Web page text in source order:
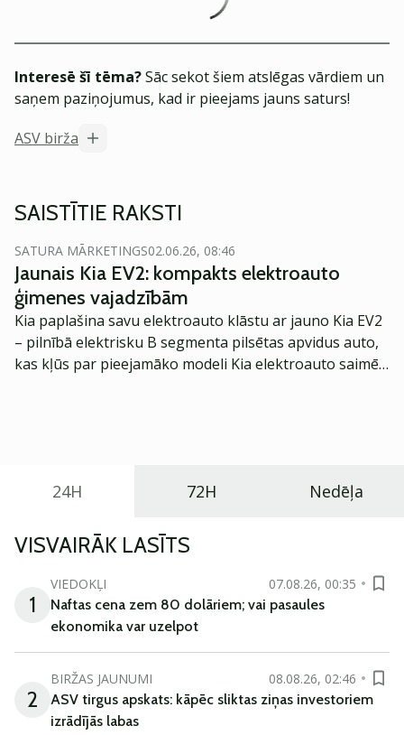
Interesē šī tēma?Sāc sekot šiem atslēgas vārdiem un
saņem paziņojumus, kad ir pieejams jauns saturs!
ASV birža
SAISTĪTIE RAKSTI
SATURA MĀRKETINGS02.06.26, 08:46
Jaunais Kia EV2: kompakts elektroauto
ģimenes vajadzībām
Kia paplašina savu elektroauto klāstu ar jauno Kia EV2
– pilnībā elektrisku B segmenta pilsētas apvidus auto,
kas kļūs par pieejamāko modeli Kia elektroauto saimē
24H 72H Nedēļa
VISVAIRĀK LASĪTS
1
VIEDOKĻI
07.08.26, 00:35
Naftas cena zem 80 dolāriem; vai pasaules
ekonomika var uzelpot
2
BIRŽAS JAUNUMI
08.08.26, 02:46
ASV tirgus apskats: kāpēc sliktas ziņas investoriem
izrādījās labas